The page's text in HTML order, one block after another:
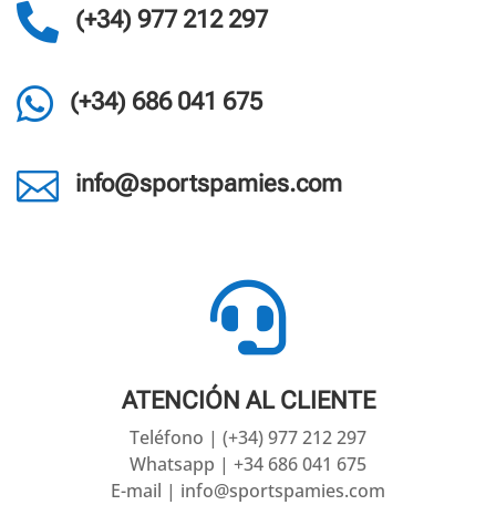
 (+34) 977 212 297
 (+34) 686 041 675
 info@sportspamies.com

ATENCIÓN AL CLIENTE
Teléfono | (+34) 977 212 297
Whatsapp | +34 686 041 675
E-mail | info@sportspamies.com